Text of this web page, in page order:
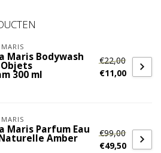
Maris Bodywash
Objets
300 ml
€22,00
€11,00
Maris Parfum Eau
Amber
€99,00
€49,50